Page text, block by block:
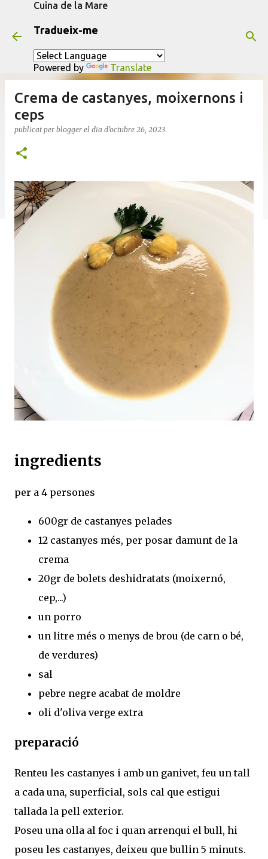
Cuina de la Mare
Tradueix-me
Powered by Translate
Crema de castanyes, moixernons i
ceps
publicat per blogger el dia d’octubre 26, 2023
ingredients
per a 4 persones
600gr de castanyes pelades
12 castanyes més, per posar damunt de la
crema
20gr de bolets deshidratats (moixernó,
cep,...)
un porro
un litre més o menys de brou (de carn o bé,
de verdures)
sal
pebre negre acabat de moldre
oli d'oliva verge extra
preparació
Renteu les castanyes i amb un ganivet, feu un tall
a cada una, superficial, sols cal que estigui
tallada la pell exterior.
Poseu una olla al foc i quan arrenqui el bull, hi
poseu les castanyes, deixeu que bullin 5 minuts.